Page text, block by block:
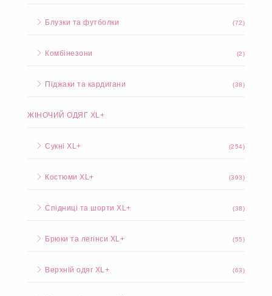
Блузки та футболки (72)
Комбінезони (2)
Піджаки та кардигани (38)
ЖІНОЧИЙ ОДЯГ XL+
Сукні XL+ (254)
Костюми XL+ (393)
Спідниці та шорти XL+ (38)
Брюки та легінси XL+ (55)
Верхній одяг XL+ (63)